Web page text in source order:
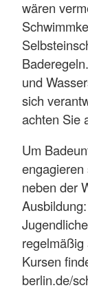
wären
und
sich
achten Sie
Um
neben der
Kursen
berlin.de/